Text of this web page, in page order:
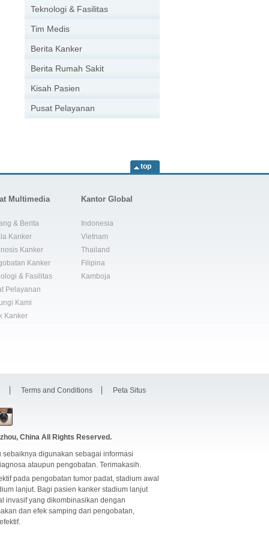
Teknologi & Fasilitas
Tim Medis
Berita Kanker
Berita Rumah Sakit
Kisah Pasien
Pusat Pelayanan
top
Multimedia
& Berita
Kanker
Kanker
Kanker
& Fasilitas
Pelayanan
Kami
Kanker
Kantor Global
Indonesia
Vietnam
Thailand
Filipina
Kamboja
Terms and Conditions Peta Situs
China All Rights Reserved.
digunakan sebagai informasi
ataupun pengobatan. Terimakasih.
pada pengobatan tumor padat, stadium awal
lanjut. Bagi pasien kanker stadium lanjut
invasif yang dikombinasikan dengan
dan efek samping dari pengobatan,